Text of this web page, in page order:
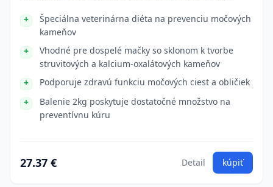
Špeciálna veterinárna diéta na prevenciu močových
kameňov
Vhodné pre dospelé mačky so sklonom k tvorbe
struvitových a kalcium-oxalátových kameňov
Podporuje zdravú funkciu močových ciest a obličiek
Balenie 2kg poskytuje dostatočné množstvo na
preventívnu kúru
27.37 € Detail kúpiť